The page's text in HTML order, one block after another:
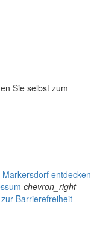
Sie selbst zum
chevron_right
Barrierefreiheit